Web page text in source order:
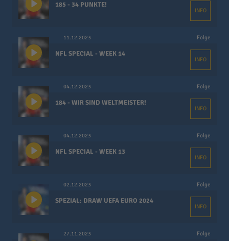
185 - 34 PUNKTE!
INFO
11.12.2023 Folge
NFL SPECIAL - WEEK 14
INFO
04.12.2023 Folge
184 - WIR SIND WELTMEISTER!
INFO
04.12.2023 Folge
NFL SPECIAL - WEEK 13
INFO
02.12.2023 Folge
SPEZIAL: DRAW UEFA EURO 2024
INFO
27.11.2023 Folge